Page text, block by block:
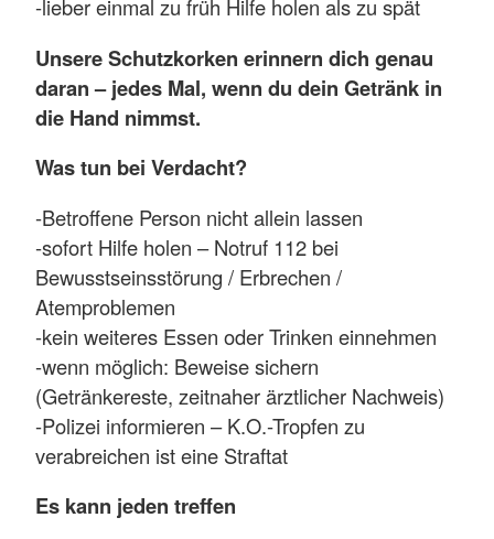
-lieber einmal zu früh Hilfe holen als zu spät
Unsere Schutzkorken erinnern dich genau
daran – jedes Mal, wenn du dein Getränk in
die Hand nimmst.
Was tun bei Verdacht?
-Betroffene Person nicht allein lassen
-sofort Hilfe holen – Notruf 112 bei
Bewusstseinsstörung / Erbrechen /
Atemproblemen
-kein weiteres Essen oder Trinken einnehmen
-wenn möglich: Beweise sichern
(Getränkereste, zeitnaher ärztlicher Nachweis)
-Polizei informieren – K.O.-Tropfen zu
verabreichen ist eine Straftat
Es kann jeden treffen